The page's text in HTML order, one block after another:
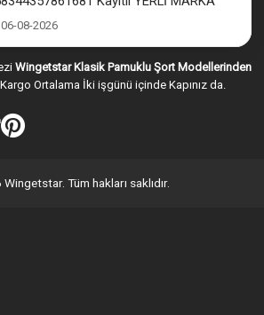
08-2026
Wingetstar Klasik Pamuklu Şort Modellerinden
Ortalama İki işgünü içinde Kapınız da.
Tüm hakları saklıdır.